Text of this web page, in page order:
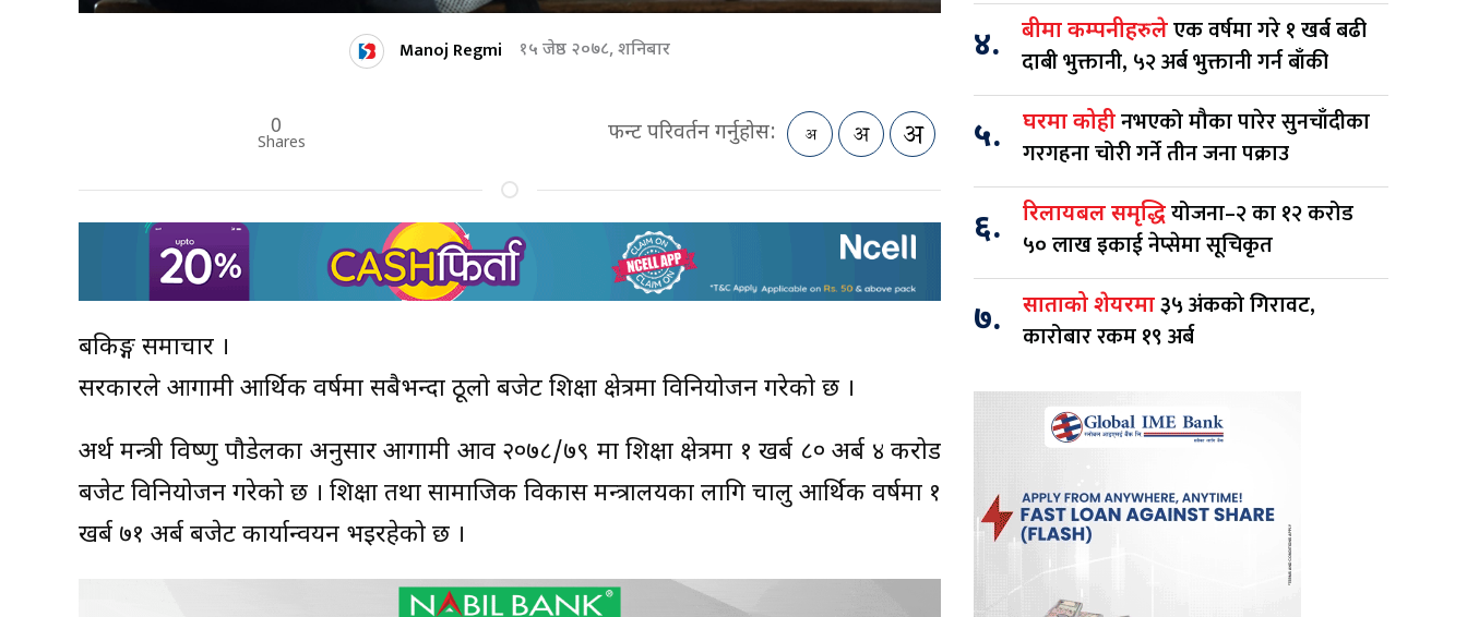
Manoj Regmi १५ जेष्ठ २०७८, शनिबार
0
Shares फन्ट परिवर्तन गर्नुहोस:
बैंकिङ्ग समाचार ।
सरकारले आगामी आर्थिक वर्षमा सबैभन्दा ठूलो बजेट शिक्षा क्षेत्रमा विनियोजन गरेको छ ।
अर्थ मन्त्री विष्णु पौडेलका अनुसार आगामी आव २०७८/७९ मा शिक्षा क्षेत्रमा १ खर्ब ८० अर्ब ४ करोड
बजेट विनियोजन गरेको छ । शिक्षा तथा सामाजिक विकास मन्त्रालयका लागि चालु आर्थिक वर्षमा १
खर्ब ७१ अर्ब बजेट कार्यान्वयन भइरहेको छ ।
४. बीमा कम्पनीहरुलेएक वर्षमा गरे १ खर्ब बढी
दाबी भुक्तानी, ५२ अर्ब भुक्तानी गर्न बाँकी
५. घरमा कोहीनभएको मौका पारेर सुनचाँदीका
गरगहना चोरी गर्ने तीन जना पक्राउ
६. रिलायबल समृद्धियोजना–२ का १२ करोड
५० लाख इकाई नेप्सेमा सूचिकृत
७. साताको शेयरमा३५ अंकको गिरावट,
कारोबार रकम १९ अर्ब